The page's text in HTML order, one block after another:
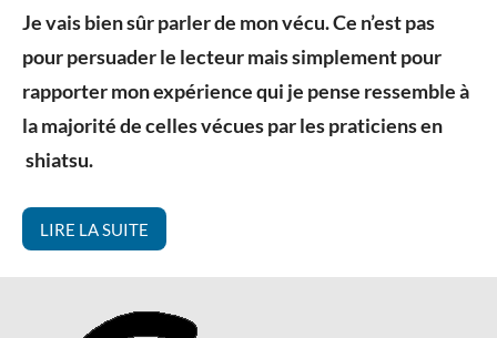
Posted
20
décembre
2014
by
Sérafin
in
Shiatsu
Toulouse,
Shiatsu
Je vais bien sûr parler de mon vécu. Ce n’est pas
pour persuader le lecteur mais simplement pour
rapporter mon expérience qui je pense ressemble à
la majorité de celles vécues par les praticiens en
shiatsu.
LIRE LA SUITE